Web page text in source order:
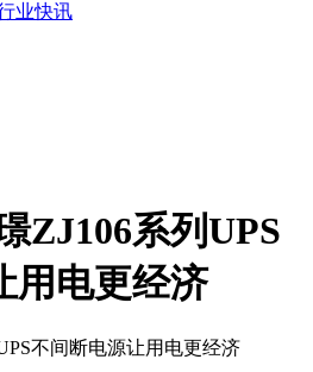
业快讯
ZJ106系列UPS
用电更经济
不间断电源让用电更经济